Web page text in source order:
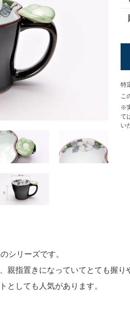
特
こ
※
て
い
シリーズです。
親指置きになっていてとても握り
としても人気があります。